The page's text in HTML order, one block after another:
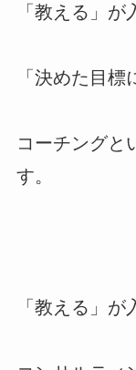
「教える」
「決めた目
コーチングと
す。
「教える」